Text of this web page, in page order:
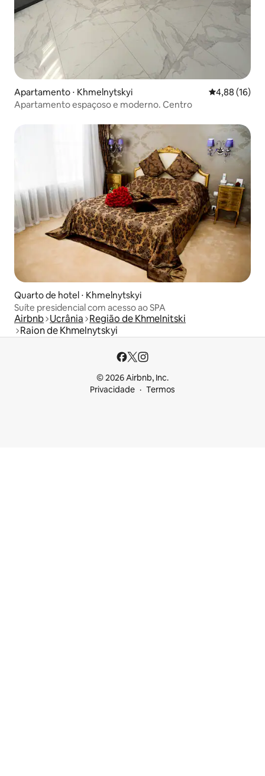
Apartamento ⋅ Khmelnytskyi 4,88 de uma
4,88 (16)
Apartamento espaçoso e moderno. Centro
Quarto de hotel ⋅ Khmelnytskyi
Suíte presidencial com acesso ao SPA
Airbnb Ucrânia Região de Khmelnitski
Raion de Khmelnytskyi
© 2026 Airbnb, Inc.
Privacidade
Termos